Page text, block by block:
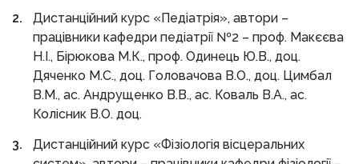
Дистанційний курс «Педіатрія», автори –
працівники кафедри педіатрії №2 – проф. Макєєва
Н.І., Бірюкова М.К., проф. Одинець Ю.В., доц.
Дяченко М.С., доц. Головачова В.О., доц. Цимбал
В.М., ас. Андрущенко В.В., ас. Коваль В.А., ас.
Колісник В.О. доц.
Дистанційний курс «Фізіологія вісцеральних